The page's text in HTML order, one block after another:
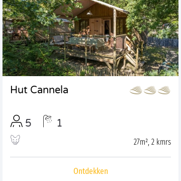
Hut Cannela
5 1
27m², 2 kmrs
Ontdekken